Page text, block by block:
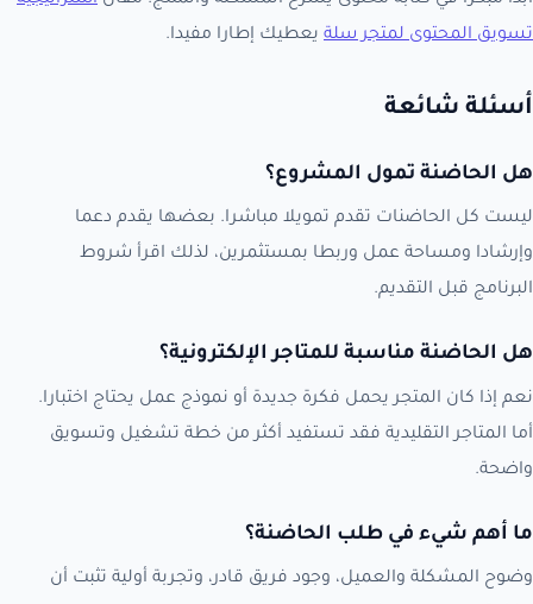
تسويق المحتوى لمتجر سلة يعطيك إطارا مفيدا.
أسئلة شائعة
هل الحاضنة تمول المشروع؟
ليست كل الحاضنات تقدم تمويلا مباشرا. بعضها يقدم دعما
وإرشادا ومساحة عمل وربطا بمستثمرين، لذلك اقرأ شروط
البرنامج قبل التقديم.
هل الحاضنة مناسبة للمتاجر الإلكترونية؟
نعم إذا كان المتجر يحمل فكرة جديدة أو نموذج عمل يحتاج اختبارا.
أما المتاجر التقليدية فقد تستفيد أكثر من خطة تشغيل وتسويق
واضحة.
ما أهم شيء في طلب الحاضنة؟
وضوح المشكلة والعميل، وجود فريق قادر، وتجربة أولية تثبت أن